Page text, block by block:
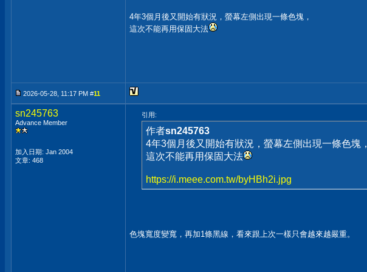
4年3個月後又開始有狀況，螢幕左側出現一條色塊，
這次不能再用保固大法
2026-05-28, 11:17 PM #11
sn245763
Advance Member
加入日期: Jan 2004
文章: 468
引用:
作者sn245763
4年3個月後又開始有狀況，螢幕左側出現一條色塊，
這次不能再用保固大法
https://i.meee.com.tw/byHBh2i.jpg
色塊寬度變寬，再加1條黑線，看來跟上次一樣只會越來越嚴重。